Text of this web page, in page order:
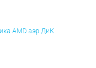
AMD аэр ДиК